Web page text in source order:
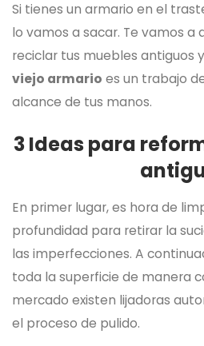
Si tienes un armario en el
lo vamos a sacar. Te vamos a
reciclar tus muebles antiguos
viejo armario es un trabajo
alcance de tus manos.
3 Ideas para
En primer lugar, es hora de
profundidad para retirar la
las imperfecciones. A
toda la superficie de manera
mercado existen lijadoras
el proceso de pulido.